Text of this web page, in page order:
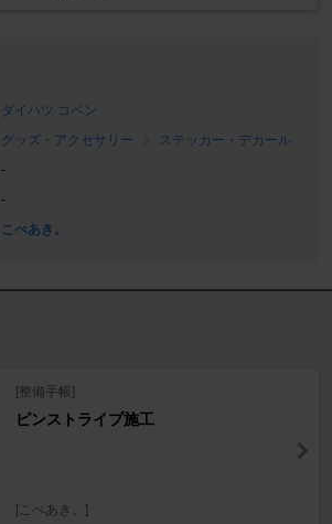
ダイハツ コペン
グッズ・アクセサリー
ステッカー・デカール
-
-
こぺあき。
[整備手帳]
ピンストライプ施工
[こぺあき。]